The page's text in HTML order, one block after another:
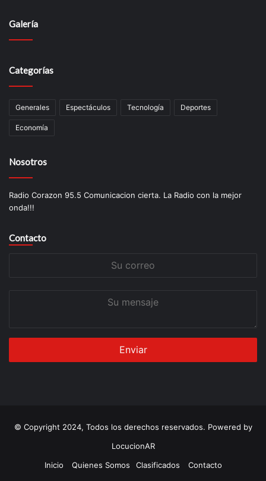
Galería
Categorías
Generales Espectáculos Tecnología Deportes
Economía
Nosotros
Radio Corazon 95.5 Comunicacion cierta. La Radio con la mejor
onda!!!
Contacto
© Copyright 2024, Todos los derechos reservados. Powered by
LocucionAR
Inicio
Quienes Somos Clasificados Contacto